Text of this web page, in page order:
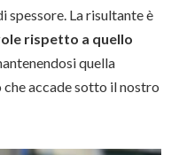
spessore. La risultante è
rispetto a quello
quella
che accade sotto il nostro